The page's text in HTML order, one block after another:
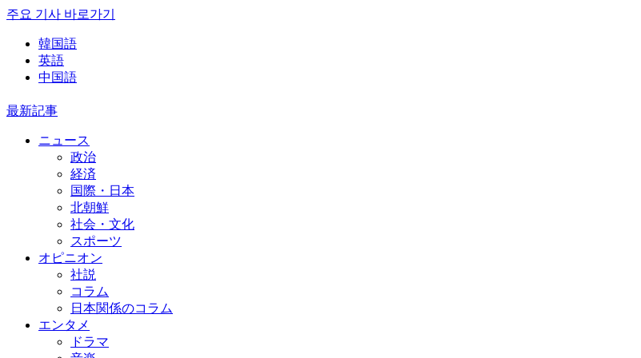
주요 기사 바로가기
韓国語
英語
中国語
最新記事
ニュース
政治
経済
国際・日本
北朝鮮
社会・文化
スポーツ
オピニオン
社説
コラム
日本関係のコラム
エンタメ
ドラマ